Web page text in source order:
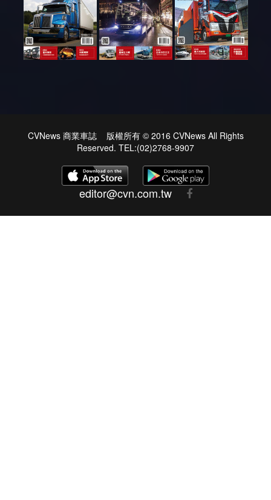
CVNews 商業車誌 版權所有 © 2016 CVNews All Rights
Reserved. TEL:(02)2768-9907
editor@cvn.com.tw